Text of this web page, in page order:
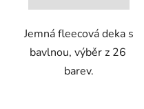
Jemná fleecová deka s
bavlnou, výběr z 26
barev.